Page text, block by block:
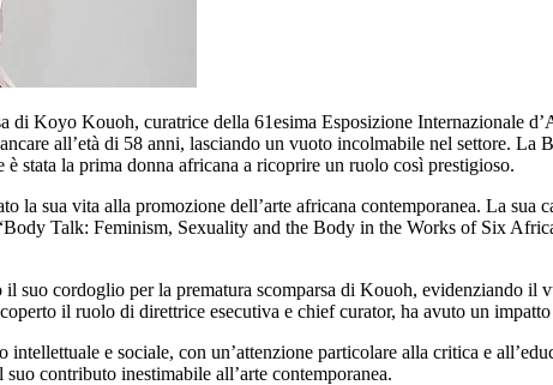
di Koyo Kouoh, curatrice della 61esima Esposizione Internazionale
all’età di 58 anni, lasciando un vuoto incolmabile nel settore.
stata la prima donna africana a ricoprire un ruolo così prestigioso.
la sua vita alla promozione dell’arte africana contemporanea. La sua
Talk: Feminism, Sexuality and the Body in the Works of Six
suo cordoglio per la prematura scomparsa di Kouoh, evidenziando
il ruolo di direttrice esecutiva e chief curator, ha avuto un
e sociale, con un’attenzione particolare alla critica e
contributo inestimabile all’arte contemporanea.